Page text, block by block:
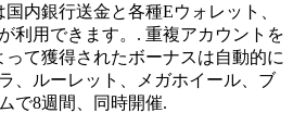
内銀行送金と各種Eウォレット、
利用できます。. 重複アカウントを
て獲得されたボーナスは自動的に
、ルーレット、メガホイール、ブ
で8週間、同時開催.